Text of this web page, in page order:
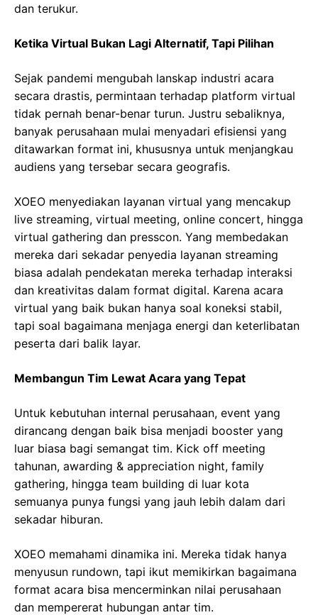
dan terukur.
Ketika Virtual Bukan Lagi Alternatif, Tapi Pilihan
Sejak pandemi mengubah lanskap industri acara
secara drastis, permintaan terhadap platform virtual
tidak pernah benar-benar turun. Justru sebaliknya,
banyak perusahaan mulai menyadari efisiensi yang
ditawarkan format ini, khususnya untuk menjangkau
audiens yang tersebar secara geografis.
XOEO menyediakan layanan virtual yang mencakup
live streaming, virtual meeting, online concert, hingga
virtual gathering dan presscon. Yang membedakan
mereka dari sekadar penyedia layanan streaming
biasa adalah pendekatan mereka terhadap interaksi
dan kreativitas dalam format digital. Karena acara
virtual yang baik bukan hanya soal koneksi stabil,
tapi soal bagaimana menjaga energi dan keterlibatan
peserta dari balik layar.
Membangun Tim Lewat Acara yang Tepat
Untuk kebutuhan internal perusahaan, event yang
dirancang dengan baik bisa menjadi booster yang
luar biasa bagi semangat tim. Kick off meeting
tahunan, awarding & appreciation night, family
gathering, hingga team building di luar kota
semuanya punya fungsi yang jauh lebih dalam dari
sekadar hiburan.
XOEO memahami dinamika ini. Mereka tidak hanya
menyusun rundown, tapi ikut memikirkan bagaimana
format acara bisa mencerminkan nilai perusahaan
dan mempererat hubungan antar tim.